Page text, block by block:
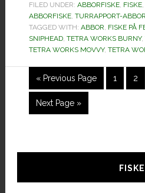
i
Femund.
FILED UNDER: ABBORFISKE, FISKE,
ABBORFISKE, TURRAPPORT-ABBOR
TAGGED WITH: ABBOR, FISKE PÅ
SNIPHEAD, TETRA WORKS BURNY,
TETRA WORKS MOVVY, TETRA
« Go
to
Previous Page Side
1 Side
2
Go
to
Next Page »
Hoved
FISKE